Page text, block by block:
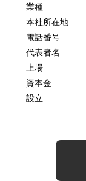
業種
本社所在地
電話番号
代表者名
上場
資本金
設立